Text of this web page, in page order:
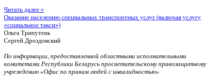
Читать далее »
Оказание населению специальных транспортных услуг (включая услугу
«социальное такси»)
Ольга Трипутень
Сергей Дроздовский
По информации, предоставленной областными исполнительными
комитетами Республики Беларусь просветительскому правозащитному
учреждению «Офис по правам людей с инвалидностью»